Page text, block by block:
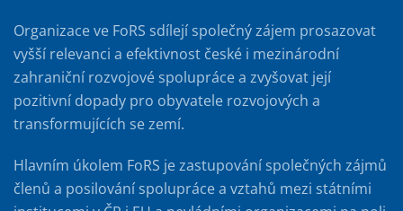
Organizace ve FoRS sdílejí společný zájem prosazovat
vyšší relevanci a efektivnost české i mezinárodní
zahraniční rozvojové spolupráce a zvyšovat její
pozitivní dopady pro obyvatele rozvojových a
transformujících se zemí.
Hlavním úkolem FoRS je zastupování společných zájmů
členů a posilování spolupráce a vztahů mezi státními